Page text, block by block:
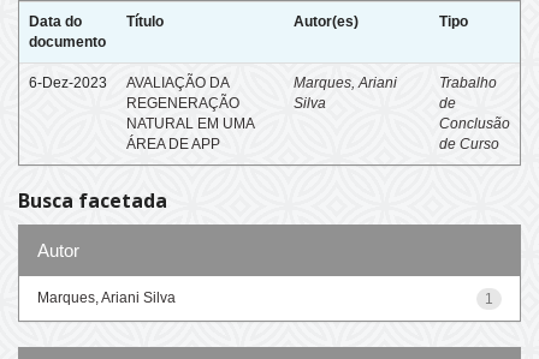
Data do
documento
Título Autor(es) Tipo
6-Dez-2023
AVALIAÇÃO DA
REGENERAÇÃO
NATURAL EM UMA
ÁREA DE APP
Marques, Ariani
Silva
Trabalho
de
Conclusão
de Curso
Busca facetada
Autor
1
Marques, Ariani Silva